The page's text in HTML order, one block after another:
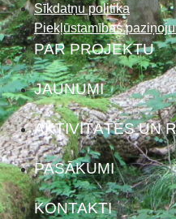
Sīkdatņu politika
Piekļūstamības
PAR PROJEKTU
JAUNUMI
AKTIVITĀTES UN
PASĀKUMI
KONTAKTI